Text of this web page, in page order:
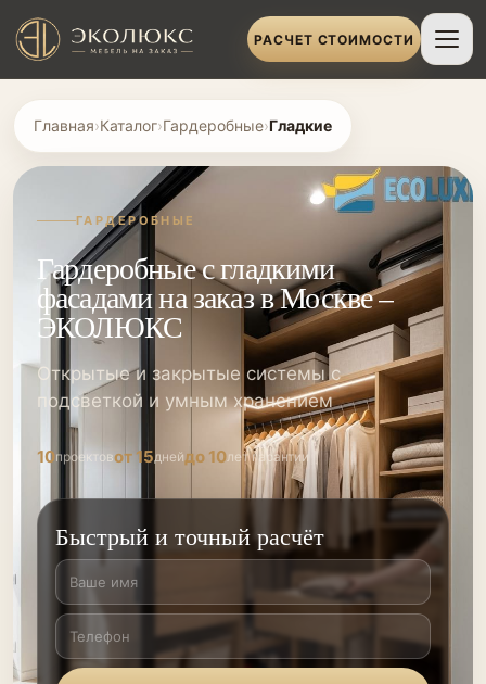
РАСЧЕТ СТОИМОСТИ
Главная›Каталог›Гардеробные›Гладкие
ГАРДЕРОБНЫЕ
Гардеробные с гладкими
фасадами на заказ в Москве –
ЭКОЛЮКС
Открытые и закрытые системы с
подсветкой и умным хранением
10проектовот 15днейдо 10лет гарантии
Быстрый и точный расчёт